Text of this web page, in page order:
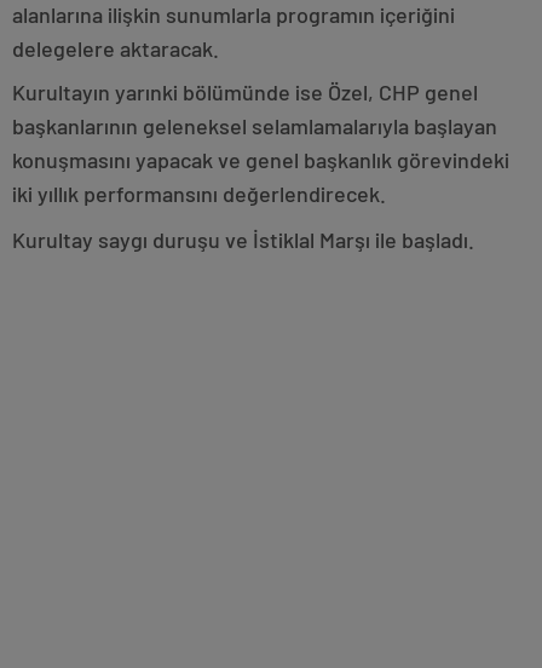
alanlarına ilişkin sunumlarla programın içeriğini
delegelere aktaracak.
Kurultayın yarınki bölümünde ise Özel, CHP genel
başkanlarının geleneksel selamlamalarıyla başlayan
konuşmasını yapacak ve genel başkanlık görevindeki
iki yıllık performansını değerlendirecek.
Kurultay saygı duruşu ve İstiklal Marşı ile başladı.